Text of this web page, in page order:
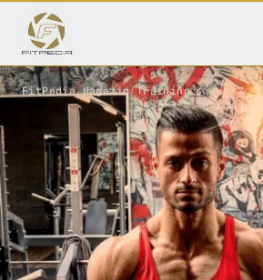
FitPedia/Magazin/Training